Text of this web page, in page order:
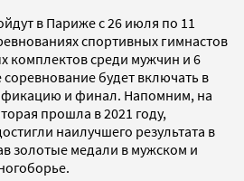
в Париже с 26 июля по 11
спортивных гимнастов
комплектов среди мужчин и 6
будет включать в
и финал. Напомним, на
прошла в 2021 году,
наилучшего результата в
золотые медали в мужском и